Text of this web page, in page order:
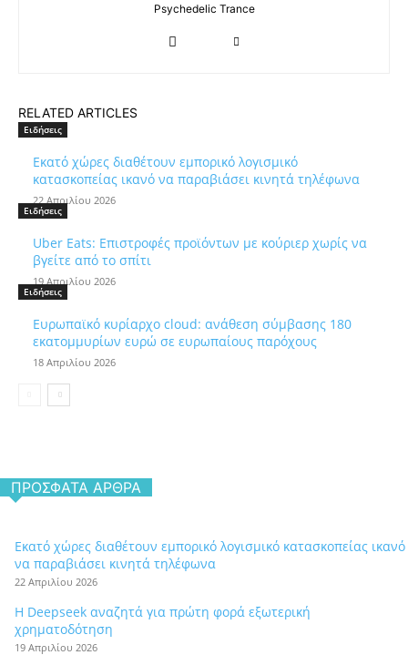
Psychedelic Trance
RELATED ARTICLES
Ειδήσεις
Εκατό χώρες διαθέτουν εμπορικό λογισμικό
κατασκοπείας ικανό να παραβιάσει κινητά τηλέφωνα
22 Απριλίου 2026
Ειδήσεις
Uber Eats: Επιστροφές προϊόντων με κούριερ χωρίς να
βγείτε από το σπίτι
19 Απριλίου 2026
Ειδήσεις
Ευρωπαϊκό κυρίαρχο cloud: ανάθεση σύμβασης 180
εκατομμυρίων ευρώ σε ευρωπαίους παρόχους
18 Απριλίου 2026
ΠΡΌΣΦΑΤΑ ΆΡΘΡΑ
Εκατό χώρες διαθέτουν εμπορικό λογισμικό κατασκοπείας ικανό
να παραβιάσει κινητά τηλέφωνα
22 Απριλίου 2026
Η Deepseek αναζητά για πρώτη φορά εξωτερική
χρηματοδότηση
19 Απριλίου 2026